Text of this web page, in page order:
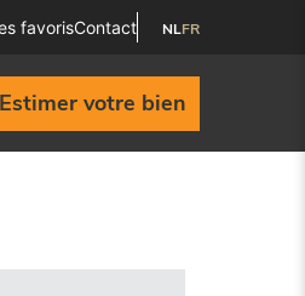
favorisContact NLFR
Estimer votre bien